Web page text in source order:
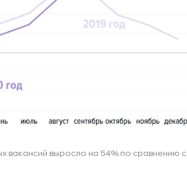
вакансий выросло на 54% по сравнению с